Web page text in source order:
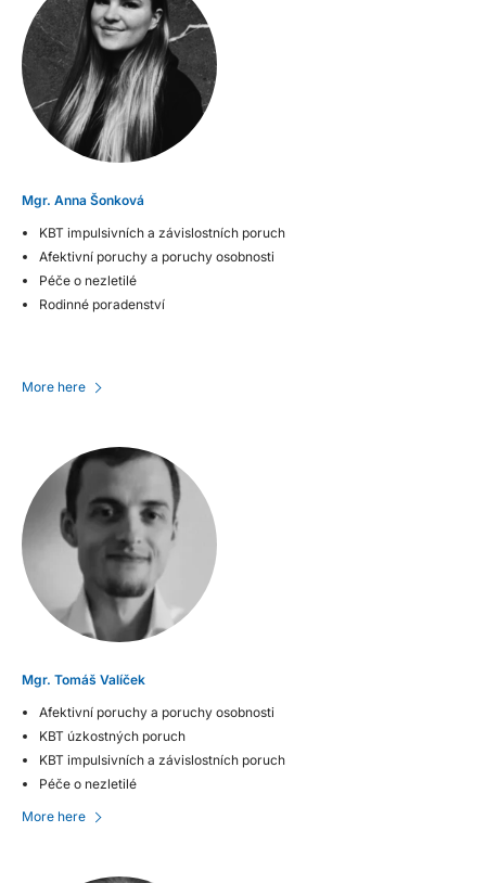
Mgr. Anna Šonková
KBT impulsivních a závislostních poruch
Afektivní poruchy a poruchy osobnosti
Péče o nezletilé
Rodinné poradenství
More here
Mgr. Tomáš Valíček
Afektivní poruchy a poruchy osobnosti
KBT úzkostných poruch
KBT impulsivních a závislostních poruch
Péče o nezletilé
More here